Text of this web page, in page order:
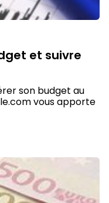
et suivre
son budget au
vous apporte